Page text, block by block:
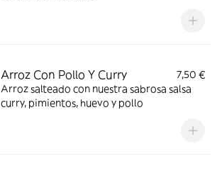
Arroz Con Pollo Y Curry
7,50 €
Arroz salteado con nuestra sabrosa salsa
curry, pimientos, huevo y pollo